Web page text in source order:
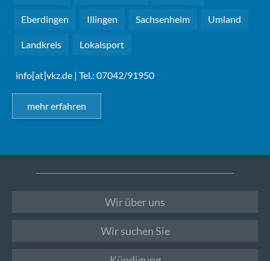
Eberdingen Illingen Sachsenheim Umland
Landkreis Lokalsport
info[at]vkz.de | Tel.: 07042/91950
mehr erfahren
Wir über uns
Wir suchen Sie